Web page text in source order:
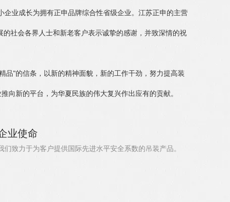
业成长为拥有正申品牌综合性省级企业。江苏正申的主营
社会各界人士和新老客户表示诚挚的感谢，并致深情的祝
"的信条，以新的精神面貌，新的工作干劲，努力提高装
向新的平台，为华夏民族的伟大复兴作出应有的贡献。
业使命
们致力于为客户提供国际先进水平安全系数的吊装产品。